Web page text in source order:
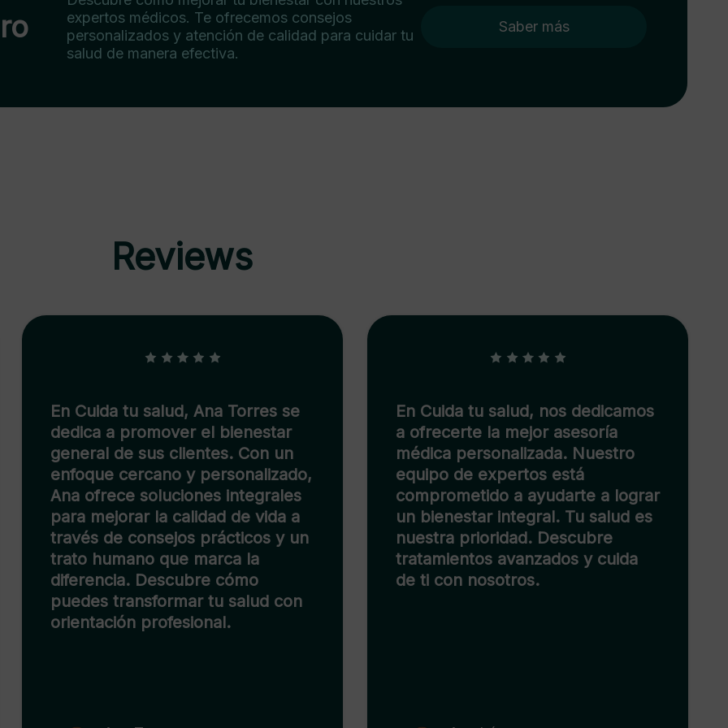
expertos médicos. Te ofrecemos consejos
personalizados y atención de calidad para cuidar tu
salud de manera efectiva.
Saber más
Reviews
En Cuida tu salud, nos dedicamos
a ofrecerte la mejor asesoría
médica personalizada. Nuestro
equipo de expertos está
comprometido a ayudarte a lograr
un bienestar integral. Tu salud es
nuestra prioridad. Descubre
tratamientos avanzados y cuida
de ti con nosotros.
En Cuida tu Salud, nos
comprometemos a brindar
atención personalizada. Nuestro
enfoque se centra en mejorar tu
bienestar con soluciones
efectivas y adaptadas a tus
necesidades. Contamos con
profesionales capacitados que te
guiarán en cada paso de tu